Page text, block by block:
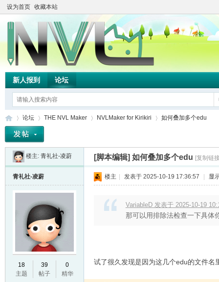
设为首页 收藏本站
新人报到 论坛
»
论坛
›
THE NVL Maker NVLMaker for Kirikiri
›
如何叠加多个edu
楼主: 青礼社-凌蔚 [脚本编辑] 如何叠加多个edu [复制链
青礼社-凌蔚
18
主题
39
帖子
0
精华
楼主 发表于 2025-10-19 17:36:57 显
VariableD 发表于 2025-10-19
那可以用排除法检查一下具体
试了很久发现是因为这几个edu的文件名